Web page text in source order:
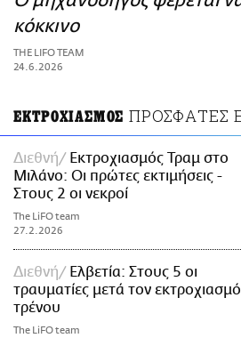
ΑΜΠΑ
PRINT
κόκκινο
THE LIFO TEAM
24.6.2026
ΕΚΤΡΟΧΙΑΣΜΟΣ ΠΡΟΣΦΑΤΕΣ
Διεθνή
Εκτροχιασμός Τραμ στο
Μιλάνο: Οι πρώτες εκτιμήσεις -
Στους 2 οι νεκροί
The LiFO team
27.2.2026
Διεθνή
Ελβετία: Στους 5 οι
τραυματίες μετά τον εκτροχιασμό
τρένου
The LiFO team